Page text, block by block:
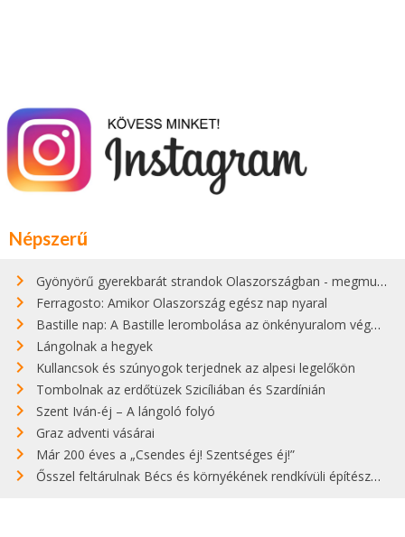
Népszerű
Gyönyörű gyerekbarát strandok Olaszországban - megmutatjuk a 15 legjobbat
Ferragosto: Amikor Olaszország egész nap nyaral
Bastille nap: A Bastille lerombolása az önkényuralom végét jelentette
Lángolnak a hegyek
Kullancsok és szúnyogok terjednek az alpesi legelőkön
Tombolnak az erdőtüzek Szicíliában és Szardínián
Szent Iván-éj – A lángoló folyó
Graz adventi vásárai
Már 200 éves a „Csendes éj! Szentséges éj!”
Ősszel feltárulnak Bécs és környékének rendkívüli építészeti kincsei